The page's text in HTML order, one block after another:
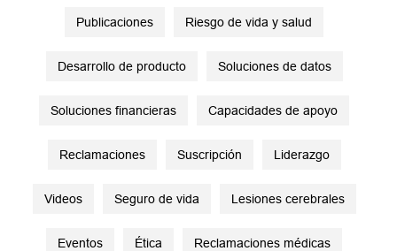
Publicaciones Riesgo de vida y salud
Desarrollo de producto Soluciones de datos
Soluciones financieras Capacidades de apoyo
Reclamaciones Suscripción Liderazgo
Videos Seguro de vida Lesiones cerebrales
Eventos Ética Reclamaciones médicas